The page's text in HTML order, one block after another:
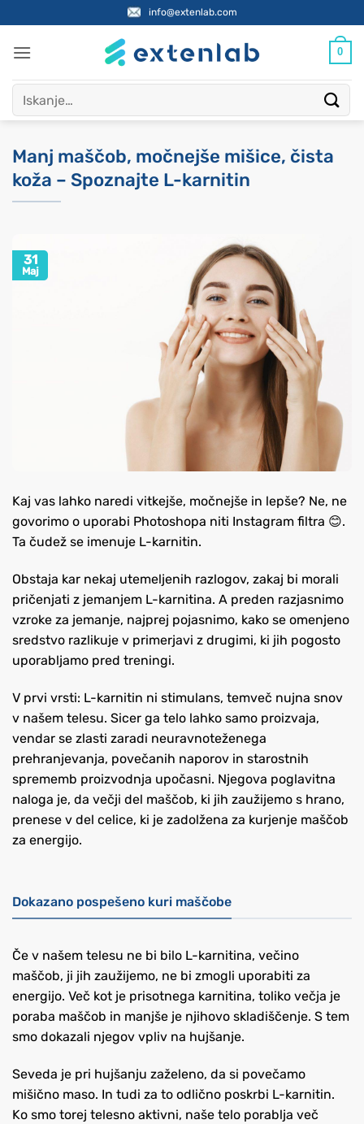
na
vsebino
info@extenlab.com
0
Išči:
Manj maščob, močnejše mišice, čista
koža – Spoznajte L-karnitin
31
Maj
Kaj vas lahko naredi vitkejše, močnejše in lepše? Ne, ne
govorimo o uporabi Photoshopa niti Instagram filtra 😊.
Ta čudež se imenuje L-karnitin.
Obstaja kar nekaj utemeljenih razlogov, zakaj bi morali
pričenjati z jemanjem L-karnitina. A preden razjasnimo
vzroke za jemanje, najprej pojasnimo, kako se omenjeno
sredstvo razlikuje v primerjavi z drugimi, ki jih pogosto
uporabljamo pred treningi.
V prvi vrsti: L-karnitin ni stimulans, temveč nujna snov
v našem telesu. Sicer ga telo lahko samo proizvaja,
vendar se zlasti zaradi neuravnoteženega
prehranjevanja, povečanih naporov in starostnih
sprememb proizvodnja upočasni. Njegova poglavitna
naloga je, da večji del maščob, ki jih zaužijemo s hrano,
prenese v del celice, ki je zadolžena za kurjenje maščob
za energijo.
Dokazano pospešeno kuri maščobe
Če v našem telesu ne bi bilo L-karnitina, večino
maščob, ji jih zaužijemo, ne bi zmogli uporabiti za
energijo. Več kot je prisotnega karnitina, toliko večja je
poraba maščob in manjše je njihovo skladiščenje. S tem
smo dokazali njegov vpliv na hujšanje.
Seveda je pri hujšanju zaželeno, da si povečamo
mišično maso. In tudi za to odlično poskrbi L-karnitin.
Ko smo torej telesno aktivni, naše telo porablja več